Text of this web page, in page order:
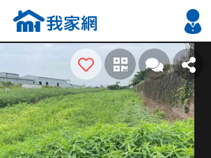
搜尋
熱門關鍵字